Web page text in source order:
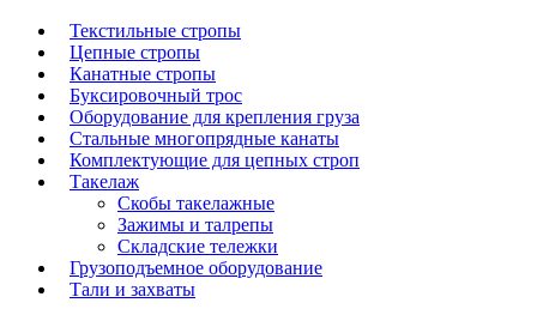
Текстильные стропы
Цепные стропы
Канатные стропы
Буксировочный трос
Оборудование для крепления груза
Стальные многопрядные канаты
Комплектующие для цепных строп
Такелаж
Скобы такелажные
Зажимы и талрепы
Складские тележки
Грузоподъемное оборудование
Тали и захваты